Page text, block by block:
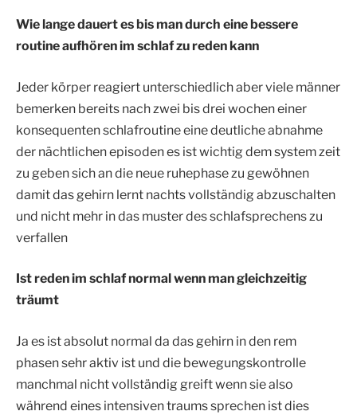
Wie lange dauert es bis man durch eine bessere
routine aufhören im schlaf zu reden kann
Jeder körper reagiert unterschiedlich aber viele männer
bemerken bereits nach zwei bis drei wochen einer
konsequenten schlafroutine eine deutliche abnahme
der nächtlichen episoden es ist wichtig dem system zeit
zu geben sich an die neue ruhephase zu gewöhnen
damit das gehirn lernt nachts vollständig abzuschalten
und nicht mehr in das muster des schlafsprechens zu
verfallen
Ist reden im schlaf normal wenn man gleichzeitig
träumt
Ja es ist absolut normal da das gehirn in den rem
phasen sehr aktiv ist und die bewegungskontrolle
manchmal nicht vollständig greift wenn sie also
während eines intensiven traums sprechen ist dies